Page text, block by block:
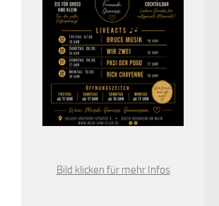
Bild klicken für mehr Infos